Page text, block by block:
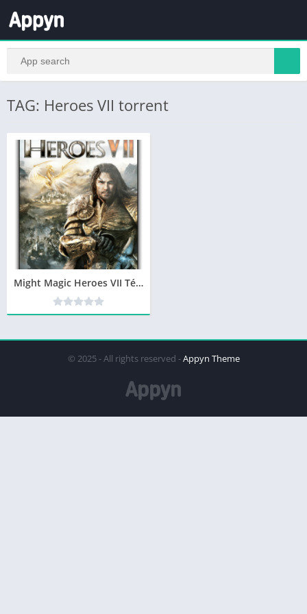
TAG: Heroes VII torrent
Might Magic Heroes VII Télécharger jeu PC
© 2025 - All rights reserved -Appyn Theme